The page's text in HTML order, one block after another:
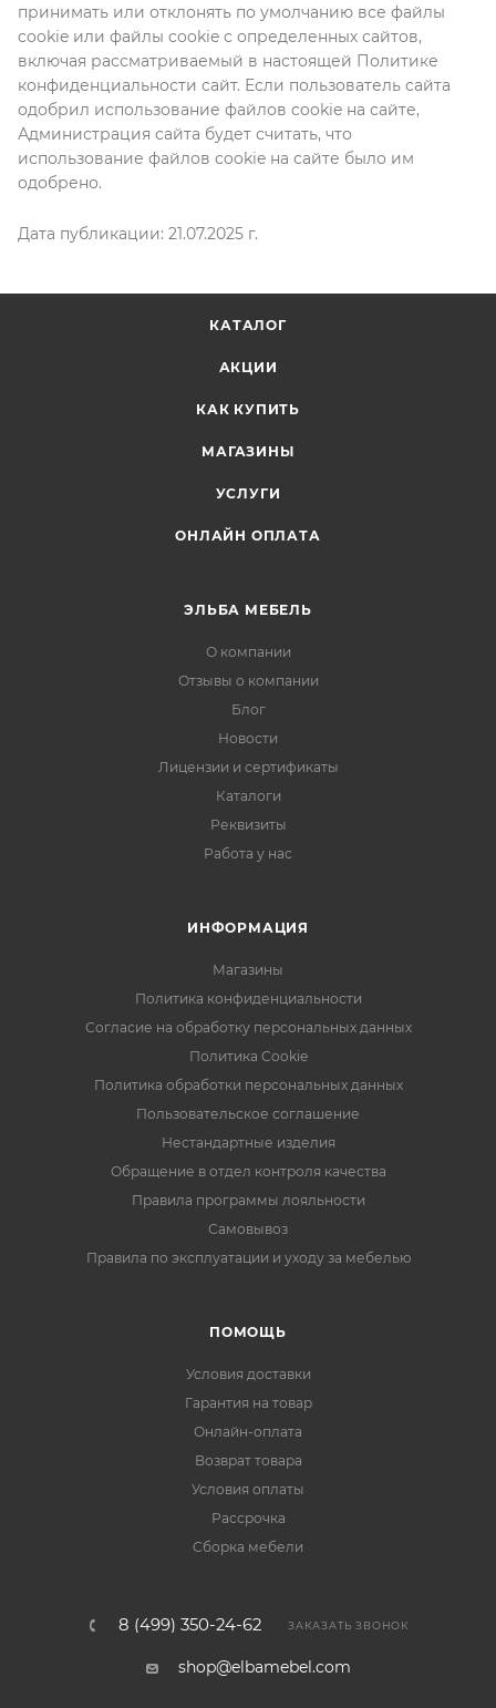
принимать или отклонять по умолчанию все файлы
cookie или файлы cookie с определенных сайтов,
включая рассматриваемый в настоящей Политике
конфиденциальности сайт. Если пользователь сайта
одобрил использование файлов cookie на сайте,
Администрация сайта будет считать, что
использование файлов cookie на сайте было им
одобрено.
Дата публикации: 21.07.2025 г.
КАТАЛОГ
АКЦИИ
КАК КУПИТЬ
МАГАЗИНЫ
УСЛУГИ
ОНЛАЙН ОПЛАТА
ЭЛЬБА МЕБЕЛЬ
О компании
Отзывы о компании
Блог
Новости
Лицензии и сертификаты
Каталоги
Реквизиты
Работа у нас
ИНФОРМАЦИЯ
Магазины
Политика конфиденциальности
Согласие на обработку персональных данных
Политика Cookie
Политика обработки персональных данных
Пользовательское соглашение
Нестандартные изделия
Обращение в отдел контроля качества
Правила программы лояльности
Самовывоз
Правила по эксплуатации и уходу за мебелью
ПОМОЩЬ
Условия доставки
Гарантия на товар
Онлайн-оплата
Возврат товара
Условия оплаты
Рассрочка
Сборка мебели
8 (499) 350-24-62 ЗАКАЗАТЬ ЗВОНОК
shop@elbamebel.com